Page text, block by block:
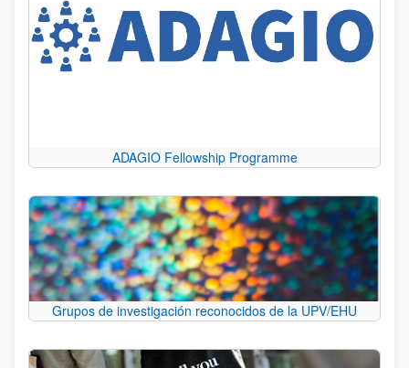
ADAGIO Fellowship Programme
Grupos de investigación reconocidos de la UPV/EHU